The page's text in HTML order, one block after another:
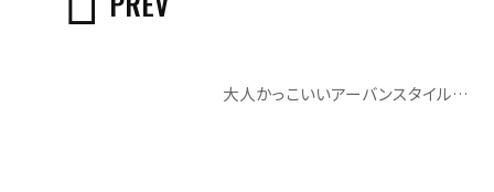
大人かっこいいアーバンスタイルの平屋｜トイレ